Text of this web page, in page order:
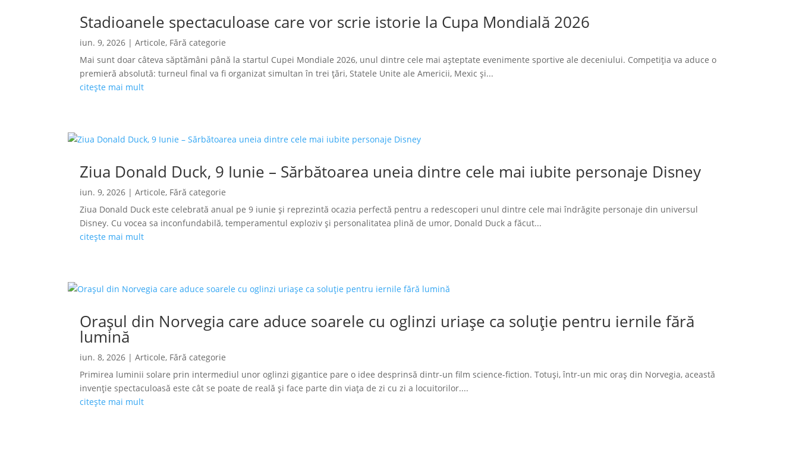
Stadioanele spectaculoase care vor scrie istorie la Cupa Mondială 2026
iun. 9, 2026 |Articole, Fără categorie
Mai sunt doar câteva săptămâni până la startul Cupei Mondiale 2026, unul dintre cele mai așteptate evenimente sportive ale deceniului. Competiția va aduce o
premieră absolută: turneul final va fi organizat simultan în trei țări, Statele Unite ale Americii, Mexic și...
citește mai mult
Ziua Donald Duck, 9 Iunie – Sărbătoarea uneia dintre cele mai iubite personaje Disney
iun. 9, 2026 |Articole, Fără categorie
Ziua Donald Duck este celebrată anual pe 9 iunie și reprezintă ocazia perfectă pentru a redescoperi unul dintre cele mai îndrăgite personaje din universul
Disney. Cu vocea sa inconfundabilă, temperamentul exploziv și personalitatea plină de umor, Donald Duck a făcut...
citește mai mult
Orașul din Norvegia care aduce soarele cu oglinzi uriașe ca soluție pentru iernile fără
lumină
iun. 8, 2026 |Articole, Fără categorie
Primirea luminii solare prin intermediul unor oglinzi gigantice pare o idee desprinsă dintr-un film science-fiction. Totuși, într-un mic oraș din Norvegia, această
invenție spectaculoasă este cât se poate de reală și face parte din viața de zi cu zi a locuitorilor....
citește mai mult